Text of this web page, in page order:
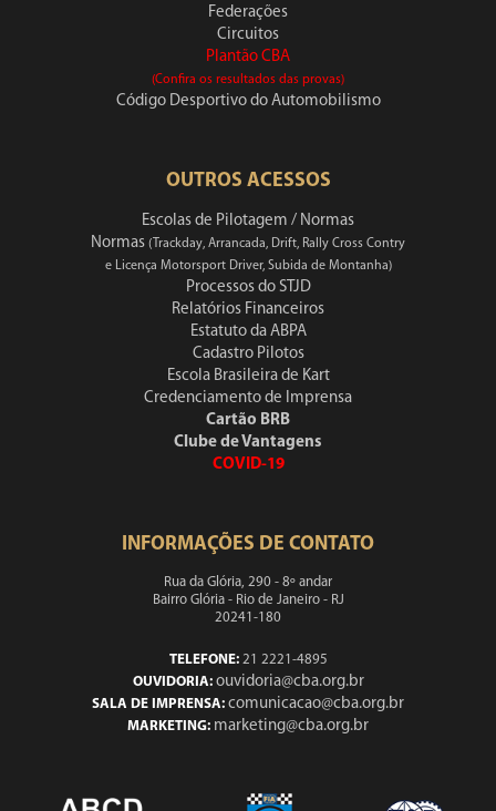
Federações
Circuitos
Plantão CBA
(Confira os resultados das provas)
Código Desportivo do Automobilismo
OUTROS ACESSOS
Escolas de Pilotagem / Normas
Normas (Trackday, Arrancada, Drift, Rally Cross Contry
e Licença Motorsport Driver, Subida de Montanha)
Processos do STJD
Relatórios Financeiros
Estatuto da ABPA
Cadastro Pilotos
Escola Brasileira de Kart
Credenciamento de Imprensa
Cartão BRB
Clube de Vantagens
COVID-19
INFORMAÇÕES DE CONTATO
Rua da Glória, 290 - 8º andar
Bairro Glória - Rio de Janeiro - RJ
20241-180
TELEFONE:21 2221-4895
OUVIDORIA: ouvidoria@cba.org.br
SALA DE IMPRENSA: comunicacao@cba.org.br
MARKETING: marketing@cba.org.br